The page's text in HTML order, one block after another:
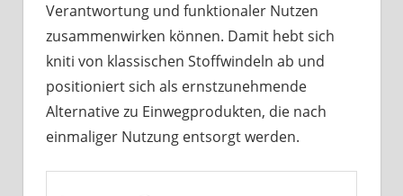
Verantwortung und funktionaler Nutzen
zusammenwirken können. Damit hebt sich
kniti von klassischen Stoffwindeln ab und
positioniert sich als ernstzunehmende
Alternative zu Einwegprodukten, die nach
einmaliger Nutzung entsorgt werden.